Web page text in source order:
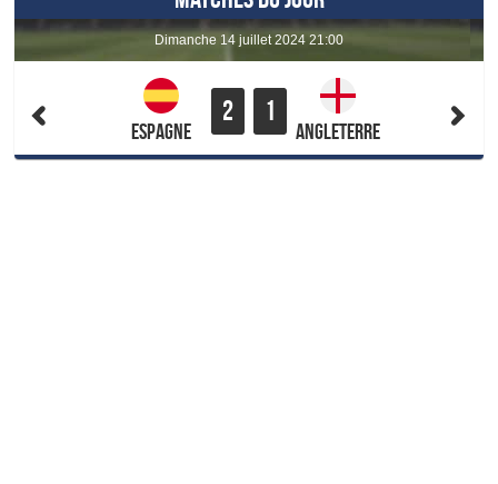
dimanche 14 juillet 2024 21:00
Espagne
2 1
Angleterre